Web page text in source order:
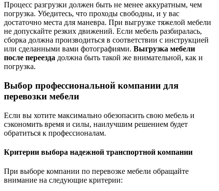
Процесс разгрузки должен быть не менее аккуратным, чем
погрузка. Убедитесь, что проходы свободны, и у вас
достаточно места для маневра. При выгрузке тяжелой мебели
не допускайте резких движений. Если мебель разбиралась,
сборка должна производиться в соответствии с инструкцией
или сделанными вами фотографиями. Выгрузка мебели
после переезда должна быть такой же внимательной, как и
погрузка.
Выбор профессиональной компании для
перевозки мебели
Если вы хотите максимально обезопасить свою мебель и
сэкономить время и силы, наилучшим решением будет
обратиться к профессионалам.
Критерии выбора надежной транспортной компании
При выборе компании по перевозке мебели обращайте
внимание на следующие критерии: